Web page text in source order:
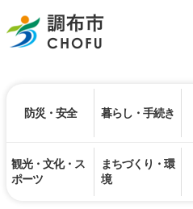
調布市
防災・安全 暮らし・手続き
観光・文化・ス
ポーツ
まちづくり・環
境